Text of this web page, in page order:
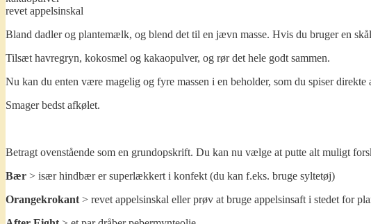
revet appelsinskal
Bland dadler og plantemælk, og blend det til en jævn masse. Hvis du bruger en
Tilsæt havregryn, kokosmel og kakaopulver, og rør det hele godt sammen.
Nu kan du enten være magelig og fyre massen i en beholder, som du spiser
Smager bedst afkølet.
Betragt ovenstående som en grundopskrift. Du kan nu vælge at putte alt muligt
Bær > især hindbær er superlækkert i konfekt (du kan f.eks. bruge syltetøj)
Orangekrokant > revet appelsinskal eller prøv at bruge appelsinsaft i stedet for